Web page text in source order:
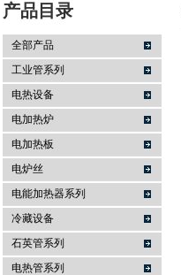
南京亚锋电热科技有限公司
产品目录
全部产品
工业管系列
电热设备
电加热炉
电加热板
电炉丝
电能加热器系列
冷藏设备
石英管系列
电热管系列